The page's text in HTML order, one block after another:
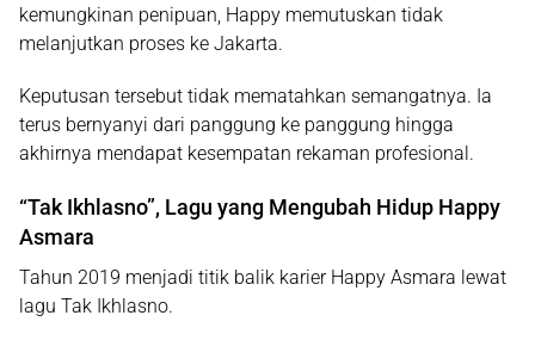
kemungkinan penipuan, Happy memutuskan tidak
melanjutkan proses ke Jakarta.
Keputusan tersebut tidak mematahkan semangatnya. Ia
terus bernyanyi dari panggung ke panggung hingga
akhirnya mendapat kesempatan rekaman profesional.
“Tak Ikhlasno”, Lagu yang Mengubah Hidup Happy
Asmara
Tahun 2019 menjadi titik balik karier Happy Asmara lewat
lagu Tak Ikhlasno.